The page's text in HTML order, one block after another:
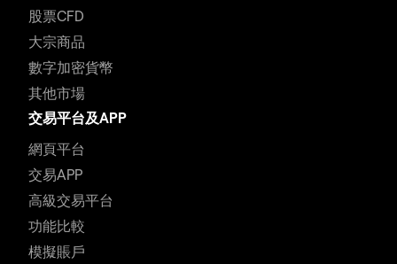
股票CFD
大宗商品
數字加密貨幣
其他市場
交易平台及APP
網頁平台
交易APP
高級交易平台
功能比較
模擬賬戶